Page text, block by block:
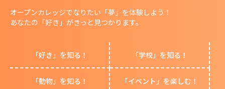
オープンカレッジでなりたい「夢」を体験しよう！
あなたの「好き」がきっと見つかります。
「好き」を知る！ 「学校」を知る！
「動物」を知る！ 「イベント」を楽しむ！